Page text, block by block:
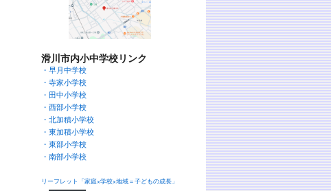
滑川市内小中学校リンク
・早月中学校
・寺家小学校
・田中小学校
・西部小学校
・北加積小学校
・東加積小学校
・東部小学校
・南部小学校
リーフレット「家庭×学校×地域＝子どもの成長」